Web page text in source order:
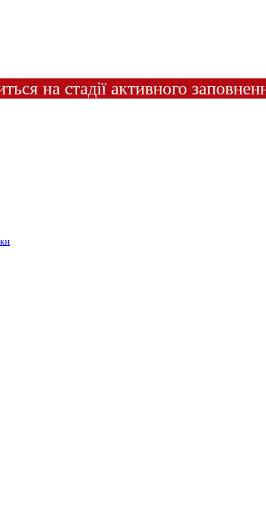
на стадії активного